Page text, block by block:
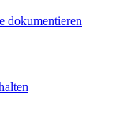
dokumentieren